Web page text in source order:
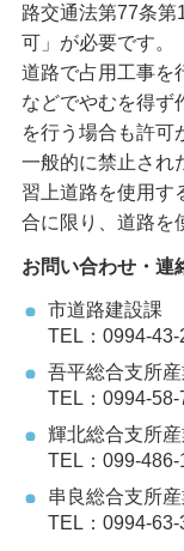
路交通法第77条
可」が必要です。
道路で占用工事を
などでやむを得ず
を行う場合も許可
一般的に禁止され
習上道路を使用す
合に限り、道路を
お問い合わせ・連
市道路建設課
TEL：0994-43-
吾平総合支所
TEL：0994-58-
輝北総合支所
TEL：099-486-
串良総合支所
TEL：0994-63-